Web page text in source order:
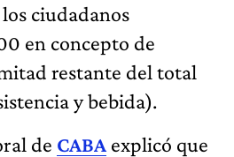
ciudadanos
en concepto de
restante del total
y bebida).
de CABA explicó que